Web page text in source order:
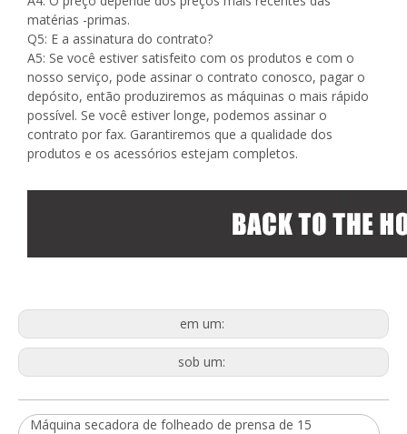
matérias -primas.
Q5: E a assinatura do contrato?
A5: Se você estiver satisfeito com os produtos e com o
nosso serviço, pode assinar o contrato conosco, pagar o
depósito, então produziremos as máquinas o mais rápido
possível. Se você estiver longe, podemos assinar o
contrato por fax. Garantiremos que a qualidade dos
produtos e os acessórios estejam completos.
em um:
sob um:
Máquina secadora de folheado de prensa de 15